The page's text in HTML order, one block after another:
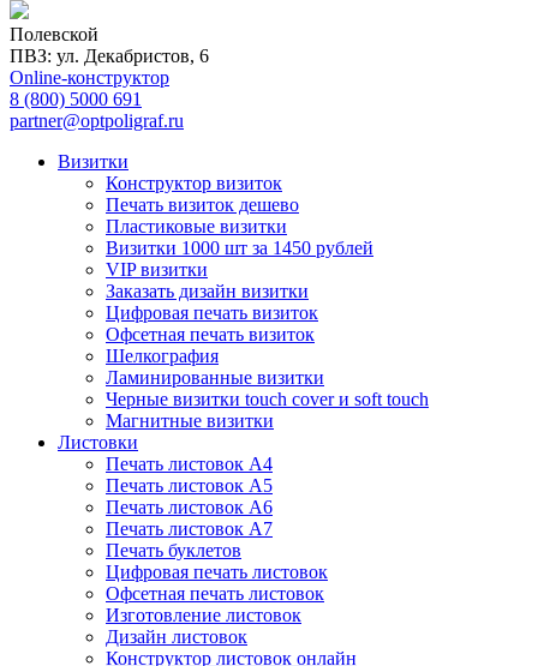
Полевской
ПВЗ: ул. Декабристов, 6
Online-конструктор
8 (800) 5000 691
partner@optpoligraf.ru
Визитки
Конструктор визиток
Печать визиток дешево
Пластиковые визитки
Визитки 1000 шт за 1450 рублей
VIP визитки
Заказать дизайн визитки
Цифровая печать визиток
Офсетная печать визиток
Шелкография
Ламинированные визитки
Черные визитки touch cover и soft touch
Магнитные визитки
Листовки
Печать листовок А4
Печать листовок А5
Печать листовок А6
Печать листовок А7
Печать буклетов
Цифровая печать листовок
Офсетная печать листовок
Изготовление листовок
Дизайн листовок
Конструктор листовок онлайн